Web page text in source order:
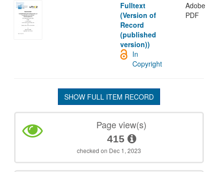
Fulltext
(Version of
Record
(published
version))
Adobe
PDF
In
Copyright
SHOW FULL ITEM RECORD
Page view(s)
415
checked on Dec 1, 2023